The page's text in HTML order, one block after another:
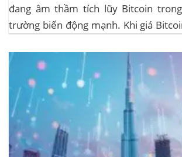
đang âm thầm tích lũy Bitcoin
trường biến động mạnh. Khi giá
khiến hơn 185 triệu USD vị thế mua bị